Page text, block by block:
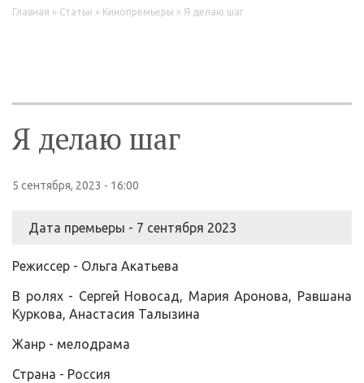
Вы здесь
Главная » Статьи » Кинопремьеры » Я делаю шаг
Я делаю шаг
5 сентября, 2023 - 16:00
Дата премьеры - 7 сентября 2023
Режиссер - Ольга Акатьева
В ролях - Сергей Новосад, Мария Аронова, Равшана
Куркова, Анастасия Талызина
Жанр - мелодрама
Страна - Россия